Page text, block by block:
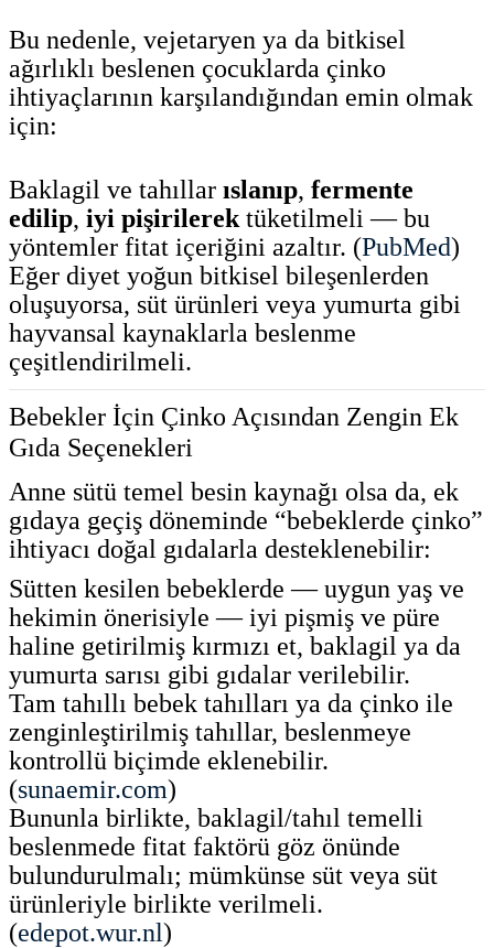
Bu nedenle, vejetaryen ya da bitkisel
ağırlıklı beslenen çocuklarda çinko
ihtiyaçlarının karşılandığından emin olmak
için:
Baklagil ve tahıllar ıslanıp, fermente
edilip, iyi pişirilerek tüketilmeli — bu
yöntemler fitat içeriğini azaltır. (PubMed)
Eğer diyet yoğun bitkisel bileşenlerden
oluşuyorsa, süt ürünleri veya yumurta gibi
hayvansal kaynaklarla beslenme
çeşitlendirilmeli.
Bebekler İçin Çinko Açısından Zengin Ek
Gıda Seçenekleri
Anne sütü temel besin kaynağı olsa da, ek
gıdaya geçiş döneminde “bebeklerde çinko”
ihtiyacı doğal gıdalarla desteklenebilir:
Sütten kesilen bebeklerde — uygun yaş ve
hekimin önerisiyle — iyi pişmiş ve püre
haline getirilmiş kırmızı et, baklagil ya da
yumurta sarısı gibi gıdalar verilebilir.
Tam tahıllı bebek tahılları ya da çinko ile
zenginleştirilmiş tahıllar, beslenmeye
kontrollü biçimde eklenebilir.
(sunaemir.com)
Bununla birlikte, baklagil/tahıl temelli
beslenmede fitat faktörü göz önünde
bulundurulmalı; mümkünse süt veya süt
ürünleriyle birlikte verilmeli.
(edepot.wur.nl)